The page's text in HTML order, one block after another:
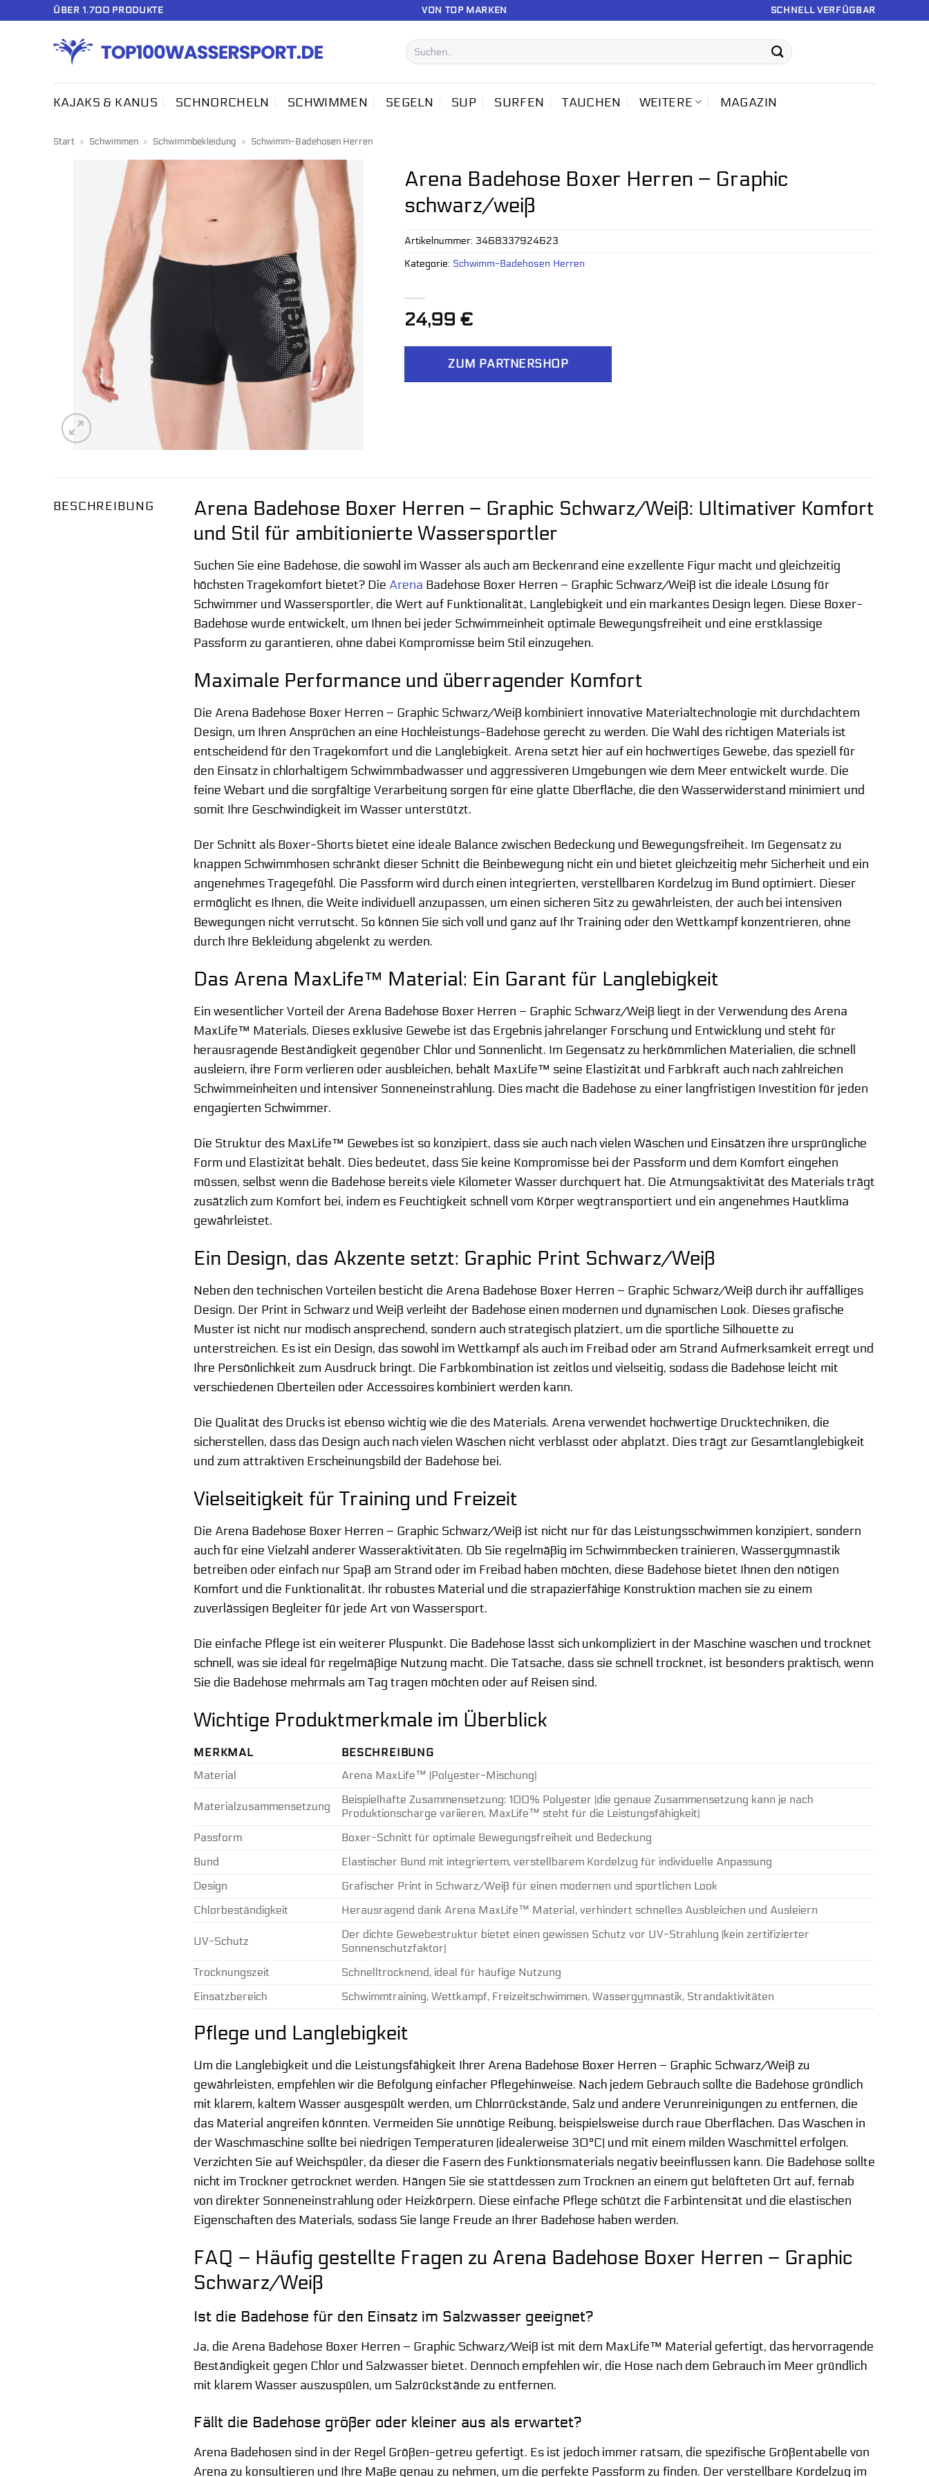
ÜBER 1.700 PRODUKTE VON TOP MARKEN SCHNELL VERFÜGBAR
Suchen
nach:
KAJAKS & KANUS SCHNORCHELN SCHWIMMEN SEGELN SUP SURFEN TAUCHEN WEITERE MAGAZIN
Start » Schwimmen » Schwimmbekleidung » Schwimm-Badehosen Herren
Arena Badehose Boxer Herren – Graphic
schwarz/weiß
24,99€
ZUM PARTNERSHOP
Artikelnummer: 3468337924623
Kategorie: Schwimm-Badehosen Herren
BESCHREIBUNG
Arena Badehose Boxer Herren – Graphic Schwarz/Weiß: Ultimativer Komfort
und Stil für ambitionierte Wassersportler
Suchen Sie eine Badehose, die sowohl im Wasser als auch am Beckenrand eine exzellente Figur macht und gleichzeitig
höchsten Tragekomfort bietet? Die Arena Badehose Boxer Herren – Graphic Schwarz/Weiß ist die ideale Lösung für
Schwimmer und Wassersportler, die Wert auf Funktionalität, Langlebigkeit und ein markantes Design legen. Diese Boxer-
Badehose wurde entwickelt, um Ihnen bei jeder Schwimmeinheit optimale Bewegungsfreiheit und eine erstklassige
Passform zu garantieren, ohne dabei Kompromisse beim Stil einzugehen.
Maximale Performance und überragender Komfort
Die Arena Badehose Boxer Herren – Graphic Schwarz/Weiß kombiniert innovative Materialtechnologie mit durchdachtem
Design, um Ihren Ansprüchen an eine Hochleistungs-Badehose gerecht zu werden. Die Wahl des richtigen Materials ist
entscheidend für den Tragekomfort und die Langlebigkeit. Arena setzt hier auf ein hochwertiges Gewebe, das speziell für
den Einsatz in chlorhaltigem Schwimmbadwasser und aggressiveren Umgebungen wie dem Meer entwickelt wurde. Die
feine Webart und die sorgfältige Verarbeitung sorgen für eine glatte Oberfläche, die den Wasserwiderstand minimiert und
somit Ihre Geschwindigkeit im Wasser unterstützt.
Der Schnitt als Boxer-Shorts bietet eine ideale Balance zwischen Bedeckung und Bewegungsfreiheit. Im Gegensatz zu
knappen Schwimmhosen schränkt dieser Schnitt die Beinbewegung nicht ein und bietet gleichzeitig mehr Sicherheit und ein
angenehmes Tragegefühl. Die Passform wird durch einen integrierten, verstellbaren Kordelzug im Bund optimiert. Dieser
ermöglicht es Ihnen, die Weite individuell anzupassen, um einen sicheren Sitz zu gewährleisten, der auch bei intensiven
Bewegungen nicht verrutscht. So können Sie sich voll und ganz auf Ihr Training oder den Wettkampf konzentrieren, ohne
durch Ihre Bekleidung abgelenkt zu werden.
Das Arena MaxLife™ Material: Ein Garant für Langlebigkeit
Ein wesentlicher Vorteil der Arena Badehose Boxer Herren – Graphic Schwarz/Weiß liegt in der Verwendung des Arena
MaxLife™ Materials. Dieses exklusive Gewebe ist das Ergebnis jahrelanger Forschung und Entwicklung und steht für
herausragende Beständigkeit gegenüber Chlor und Sonnenlicht. Im Gegensatz zu herkömmlichen Materialien, die schnell
ausleiern, ihre Form verlieren oder ausbleichen, behält MaxLife™ seine Elastizität und Farbkraft auch nach zahlreichen
Schwimmeinheiten und intensiver Sonneneinstrahlung. Dies macht die Badehose zu einer langfristigen Investition für jeden
engagierten Schwimmer.
Die Struktur des MaxLife™ Gewebes ist so konzipiert, dass sie auch nach vielen Wäschen und Einsätzen ihre ursprüngliche
Form und Elastizität behält. Dies bedeutet, dass Sie keine Kompromisse bei der Passform und dem Komfort eingehen
müssen, selbst wenn die Badehose bereits viele Kilometer Wasser durchquert hat. Die Atmungsaktivität des Materials trägt
zusätzlich zum Komfort bei, indem es Feuchtigkeit schnell vom Körper wegtransportiert und ein angenehmes Hautklima
gewährleistet.
Ein Design, das Akzente setzt: Graphic Print Schwarz/Weiß
Neben den technischen Vorteilen besticht die Arena Badehose Boxer Herren – Graphic Schwarz/Weiß durch ihr auffälliges
Design. Der Print in Schwarz und Weiß verleiht der Badehose einen modernen und dynamischen Look. Dieses grafische
Muster ist nicht nur modisch ansprechend, sondern auch strategisch platziert, um die sportliche Silhouette zu
unterstreichen. Es ist ein Design, das sowohl im Wettkampf als auch im Freibad oder am Strand Aufmerksamkeit erregt und
Ihre Persönlichkeit zum Ausdruck bringt. Die Farbkombination ist zeitlos und vielseitig, sodass die Badehose leicht mit
verschiedenen Oberteilen oder Accessoires kombiniert werden kann.
Die Qualität des Drucks ist ebenso wichtig wie die des Materials. Arena verwendet hochwertige Drucktechniken, die
sicherstellen, dass das Design auch nach vielen Wäschen nicht verblasst oder abplatzt. Dies trägt zur Gesamtlanglebigkeit
und zum attraktiven Erscheinungsbild der Badehose bei.
Vielseitigkeit für Training und Freizeit
Die Arena Badehose Boxer Herren – Graphic Schwarz/Weiß ist nicht nur für das Leistungsschwimmen konzipiert, sondern
auch für eine Vielzahl anderer Wasseraktivitäten. Ob Sie regelmäßig im Schwimmbecken trainieren, Wassergymnastik
betreiben oder einfach nur Spaß am Strand oder im Freibad haben möchten, diese Badehose bietet Ihnen den nötigen
Komfort und die Funktionalität. Ihr robustes Material und die strapazierfähige Konstruktion machen sie zu einem
zuverlässigen Begleiter für jede Art von Wassersport.
Die einfache Pflege ist ein weiterer Pluspunkt. Die Badehose lässt sich unkompliziert in der Maschine waschen und trocknet
schnell, was sie ideal für regelmäßige Nutzung macht. Die Tatsache, dass sie schnell trocknet, ist besonders praktisch, wenn
Sie die Badehose mehrmals am Tag tragen möchten oder auf Reisen sind.
Wichtige Produktmerkmale im Überblick
MERKMAL
BESCHREIBUNG
Material
Arena MaxLife™ (Polyester-Mischung)
Materialzusammensetzung
Beispielhafte Zusammensetzung: 100% Polyester (die genaue Zusammensetzung kann je nach
Produktionscharge variieren, MaxLife™ steht für die Leistungsfähigkeit)
Passform
Boxer-Schnitt für optimale Bewegungsfreiheit und Bedeckung
Bund
Elastischer Bund mit integriertem, verstellbarem Kordelzug für individuelle Anpassung
Design
Grafischer Print in Schwarz/Weiß für einen modernen und sportlichen Look
Chlorbeständigkeit
Herausragend dank Arena MaxLife™ Material, verhindert schnelles Ausbleichen und Ausleiern
UV-Schutz
Der dichte Gewebestruktur bietet einen gewissen Schutz vor UV-Strahlung (kein zertifizierter
Sonnenschutzfaktor)
Trocknungszeit
Schnelltrocknend, ideal für häufige Nutzung
Einsatzbereich
Schwimmtraining, Wettkampf, Freizeitschwimmen, Wassergymnastik, Strandaktivitäten
Pflege und Langlebigkeit
Um die Langlebigkeit und die Leistungsfähigkeit Ihrer Arena Badehose Boxer Herren – Graphic Schwarz/Weiß zu
gewährleisten, empfehlen wir die Befolgung einfacher Pflegehinweise. Nach jedem Gebrauch sollte die Badehose gründlich
mit klarem, kaltem Wasser ausgespült werden, um Chlorrückstände, Salz und andere Verunreinigungen zu entfernen, die
das Material angreifen könnten. Vermeiden Sie unnötige Reibung, beispielsweise durch raue Oberflächen. Das Waschen in
der Waschmaschine sollte bei niedrigen Temperaturen (idealerweise 30°C) und mit einem milden Waschmittel erfolgen.
Verzichten Sie auf Weichspüler, da dieser die Fasern des Funktionsmaterials negativ beeinflussen kann. Die Badehose sollte
nicht im Trockner getrocknet werden. Hängen Sie sie stattdessen zum Trocknen an einem gut belüfteten Ort auf, fernab
von direkter Sonneneinstrahlung oder Heizkörpern. Diese einfache Pflege schützt die Farbintensität und die elastischen
Eigenschaften des Materials, sodass Sie lange Freude an Ihrer Badehose haben werden.
FAQ – Häufig gestellte Fragen zu Arena Badehose Boxer Herren – Graphic
Schwarz/Weiß
Ist die Badehose für den Einsatz im Salzwasser geeignet?
Ja, die Arena Badehose Boxer Herren – Graphic Schwarz/Weiß ist mit dem MaxLife™ Material gefertigt, das hervorragende
Beständigkeit gegen Chlor und Salzwasser bietet. Dennoch empfehlen wir, die Hose nach dem Gebrauch im Meer gründlich
mit klarem Wasser auszuspülen, um Salzrückstände zu entfernen.
Fällt die Badehose größer oder kleiner aus als erwartet?
Arena Badehosen sind in der Regel Größen-getreu gefertigt. Es ist jedoch immer ratsam, die spezifische Größentabelle von
Arena zu konsultieren und Ihre Maße genau zu nehmen, um die perfekte Passform zu finden. Der verstellbare Kordelzug im